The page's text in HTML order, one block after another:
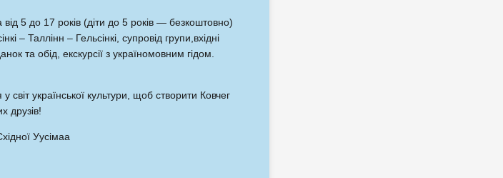
5 до 17 років (діти до 5 років — безкоштовно)
– Таллінн – Гельсінкі, супровід групи,вхідні
та обід, екскурсії з україномовним гідом.
української культури, щоб створити Ковчег
друзів!
Уусімаа